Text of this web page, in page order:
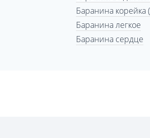
Баранина корейка
Баранина легкое
Баранина сердце